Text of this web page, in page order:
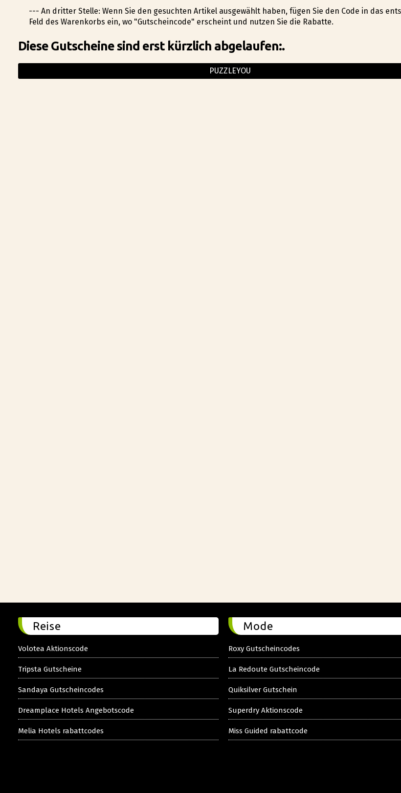
--- An dritter Stelle: Wenn Sie den gesuchten Artikel ausgewählt haben, fügen Sie den Code in das
Feld des Warenkorbs ein, wo "Gutscheincode" erscheint und nutzen Sie die Rabatte.
Diese Gutscheine sind erst kürzlich abgelaufen:.
PUZZLEYOU
Reise
Volotea Aktionscode
Tripsta Gutscheine
Sandaya Gutscheincodes
Dreamplace Hotels Angebotscode
Melia Hotels rabattcodes
Mode
Roxy Gutscheincodes
La Redoute Gutscheincode
Quiksilver Gutschein
Superdry Aktionscode
Miss Guided rabattcode